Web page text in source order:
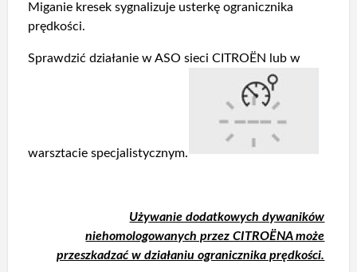
Miganie kresek sygnalizuje usterkę ogranicznika
prędkości.
Sprawdzić działanie w ASO sieci CITROËN lub w
warsztacie specjalistycznym.
Używanie dodatkowych dywaników
niehomologowanych przez CITROËNA może
przeszkadzać w działaniu ogranicznika prędkości.